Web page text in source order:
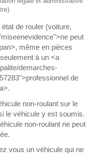
de rouler (voiture,
peut
même en pièces
à un <a
demarches-
de
non-roulant sur le
le véhicule y est soumis.
non-roulant ne peut
vous un véhicule qui ne